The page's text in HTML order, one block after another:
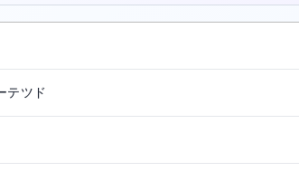
テツド